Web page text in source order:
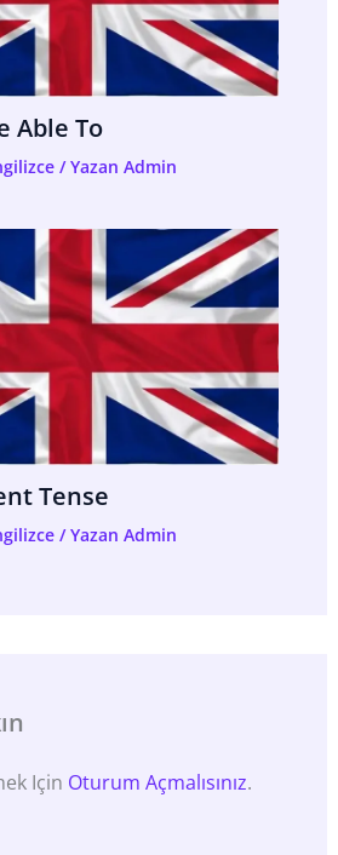
Able To
/ Yazan Admin
Tense
/ Yazan Admin
Için Oturum Açmalısınız.